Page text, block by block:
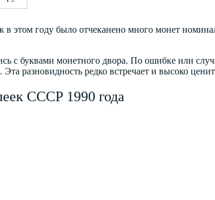
в этом году было отчеканено много монет
с буквами монетного двора. По ошибке или
разновидность редко встречает и высоко
СССР 1990 года